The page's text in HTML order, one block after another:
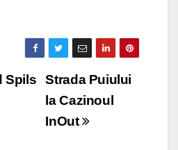
Strada Puiului
la Cazinoul
InOut
Spils